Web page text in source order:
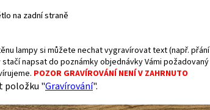
na zadní straně
lampy si můžete nechat vygravírovat text (např. přání
napsat do poznámky objednávky Vámi požadovaný
POZOR GRAVÍROVÁNÍ NENÍ V ZAHRNUTO
položku "Gravírování".